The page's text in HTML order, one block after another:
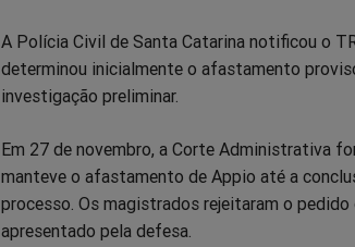
A Polícia Civil de Santa Catarina notificou o
determinou inicialmente o afastamento
investigação preliminar.
Em 27 de novembro, a Corte Administrativa
manteve o afastamento de Appio até a
processo. Os magistrados rejeitaram o
apresentado pela defesa.